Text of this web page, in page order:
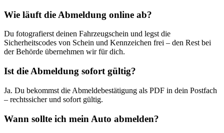
Wie läuft die Abmeldung online ab?
Du fotografierst deinen Fahrzeugschein und legst die
Sicherheitscodes von Schein und Kennzeichen frei – den Rest bei
der Behörde übernehmen wir für dich.
Ist die Abmeldung sofort gültig?
Ja. Du bekommst die Abmeldebestätigung als PDF in dein Postfach
– rechtssicher und sofort gültig.
Wann sollte ich mein Auto abmelden?